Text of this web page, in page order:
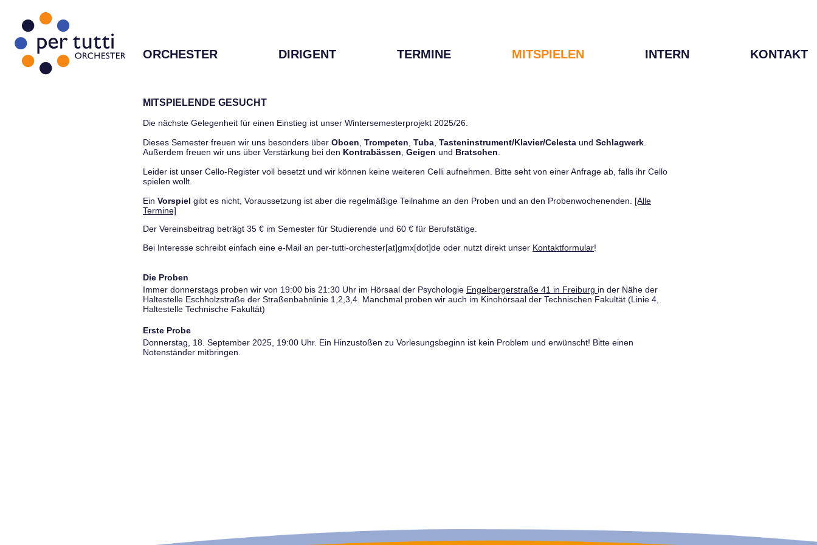
ORCHESTER DIRIGENT TERMINE MITSPIELEN INTERN KONTAKT
MITSPIELENDE GESUCHT
Die nächste Gelegenheit für einen Einstieg ist unser Wintersemesterprojekt 2025/26.
Dieses Semester freuen wir uns besonders über Oboen Trompeten Tuba Tasteninstrument/Klavier/Celesta und Schlagwerk
Außerdem freuen wir uns über Verstärkung bei den Kontrabässen Geigen und Bratschen
Leider ist unser Cello-Register voll besetzt und wir können keine weiteren Celli aufnehmen. Bitte seht von einer Anfrage ab, falls ihr Cello
spielen wollt.
Ein Vorspiel gibt es nicht, Voraussetzung ist aber die regelmäßige Teilnahme an den Proben und an den Probenwochenenden. [Alle
Termine]
Der Vereinsbeitrag beträgt 35 € im Semester für Studierende und 60 € für Berufstätige.
Bei Interesse schreibt einfach eine e-Mail an per-tutti-orchester[at]gmx[dot]de oder nutzt direkt unser Kontaktformular!
Die Proben
Immer donnerstags proben wir von 19:00 bis 21:30 Uhr im Hörsaal der Psychologie Engelbergerstraße 41 in Freiburg in der Nähe der
Haltestelle Eschholzstraße der Straßenbahnlinie 1,2,3,4. Manchmal proben wir auch im Kinohörsaal der Technischen Fakultät (Linie 4,
Haltestelle Technische Fakultät)
Erste Probe
Donnerstag, 18. September 2025, 19:00 Uhr. Ein Hinzustoßen zu Vorlesungsbeginn ist kein Problem und erwünscht! Bitte einen
Notenständer mitbringen.